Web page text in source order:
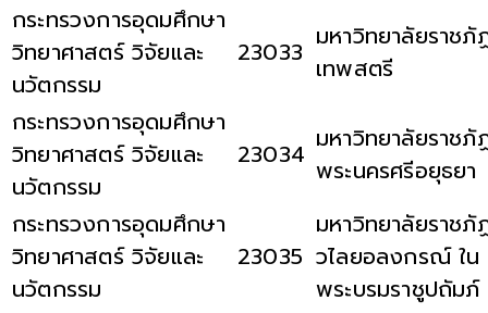
กระทรวงการอุดมศึกษา
วิทยาศาสตร์ วิจัยและ
นวัตกรรม
23033 มหาวิทยาลัยราชภั
เทพสตรี
กระทรวงการอุดมศึกษา
วิทยาศาสตร์ วิจัยและ
นวัตกรรม
23034 มหาวิทยาลัยราชภั
พระนครศรีอยุธยา
กระทรวงการอุดมศึกษา
วิทยาศาสตร์ วิจัยและ
นวัตกรรม
23035
มหาวิทยาลัยราชภั
วไลยอลงกรณ์ ใน
พระบรมราชูปถัมภ์